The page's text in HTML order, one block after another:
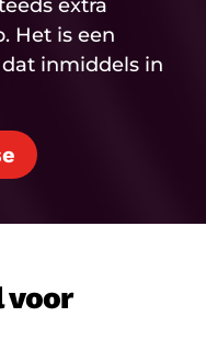
extra
Het is een
inmiddels in
voor